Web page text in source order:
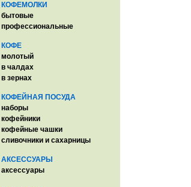
КОФЕМОЛКИ
бытовые
профессиональные
КОФЕ
молотый
в чалдах
в зернах
КОФЕЙНАЯ ПОСУДА
наборы
кофейники
кофейные чашки
сливочники и сахарницы
АКСЕССУАРЫ
аксессуары